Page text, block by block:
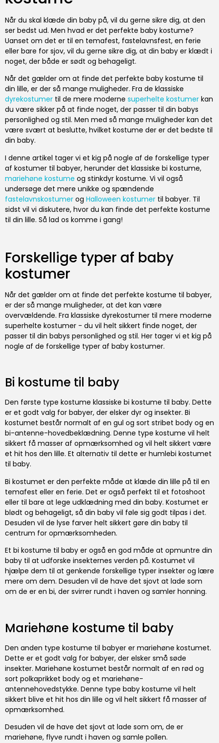
Når du skal klæde din baby på, vil du gerne sikre dig, at den
ser bedst ud. Men hvad er det perfekte baby kostume?
Uanset om det er til en temafest, fastelavnsfest, en ferie
eller bare for sjov, vil du gerne sikre dig, at din baby er klædt i
noget, der både er sødt og behageligt.
Når det gælder om at finde det perfekte baby kostume til
din lille, er der så mange muligheder. Fra de klassiske
dyrekostumer til de mere moderne superhelte kostumer kan
du være sikker på at finde noget, der passer til din babys
personlighed og stil. Men med så mange muligheder kan det
være svært at beslutte, hvilket kostume der er det bedste til
din baby.
I denne artikel tager vi et kig på nogle af de forskellige typer
af kostumer til babyer, herunder det klassiske bi kostume,
mariehøne kostume og stinkdyr kostume. Vi vil også
undersøge det mere unikke og spændende
fastelavnskostumer og Halloween kostumer til babyer. Til
sidst vil vi diskutere, hvor du kan finde det perfekte kostume
til din lille. Så lad os komme i gang!
Forskellige typer af baby
kostumer
Når det gælder om at finde det perfekte kostume til babyer,
er der så mange muligheder, at det kan være
overvældende. Fra klassiske dyrekostumer til mere moderne
superhelte kostumer - du vil helt sikkert finde noget, der
passer til din babys personlighed og stil. Her tager vi et kig på
nogle af de forskellige typer af baby kostumer.
Bi kostume til baby
Den første type kostume klassiske bi kostume til baby. Dette
er et godt valg for babyer, der elsker dyr og insekter. Bi
kostumet består normalt af en gul og sort stribet body og en
bi-antenne-hovedbeklædning. Denne type kostume vil helt
sikkert få masser af opmærksomhed og vil helt sikkert være
et hit hos den lille. Et alternativ til dette er humlebi kostumet
til baby.
Bi kostumet er den perfekte måde at klæde din lille på til en
temafest eller en ferie. Det er også perfekt til et fotoshoot
eller til bare at lege udklædning med din baby. Kostumet er
blødt og behageligt, så din baby vil føle sig godt tilpas i det.
Desuden vil de lyse farver helt sikkert gøre din baby til
centrum for opmærksomheden.
Et bi kostume til baby er også en god måde at opmuntre din
baby til at udforske insekternes verden på. Kostumet vil
hjælpe dem til at genkende forskellige typer insekter og lære
mere om dem. Desuden vil de have det sjovt at lade som
om de er en bi, der svirrer rundt i haven og samler honning.
Mariehøne kostume til baby
Den anden type kostume til babyer er mariehøne kostumet.
Dette er et godt valg for babyer, der elsker små søde
insekter. Mariehøne kostumet består normalt af en rød og
sort polkaprikket body og et mariehøne-
antennehovedstykke. Denne type baby kostume vil helt
sikkert blive et hit hos din lille og vil helt sikkert få masser af
opmærksomhed.
Desuden vil de have det sjovt at lade som om, de er
mariehøne, flyve rundt i haven og samle pollen.